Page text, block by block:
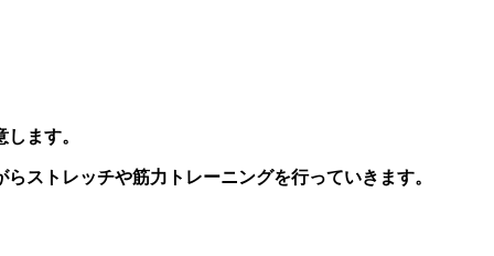
ます。
ストレッチや筋力トレーニングを行っていきます。